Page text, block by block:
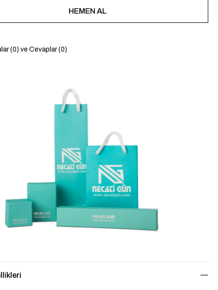
(0) ve Cevaplar (0)